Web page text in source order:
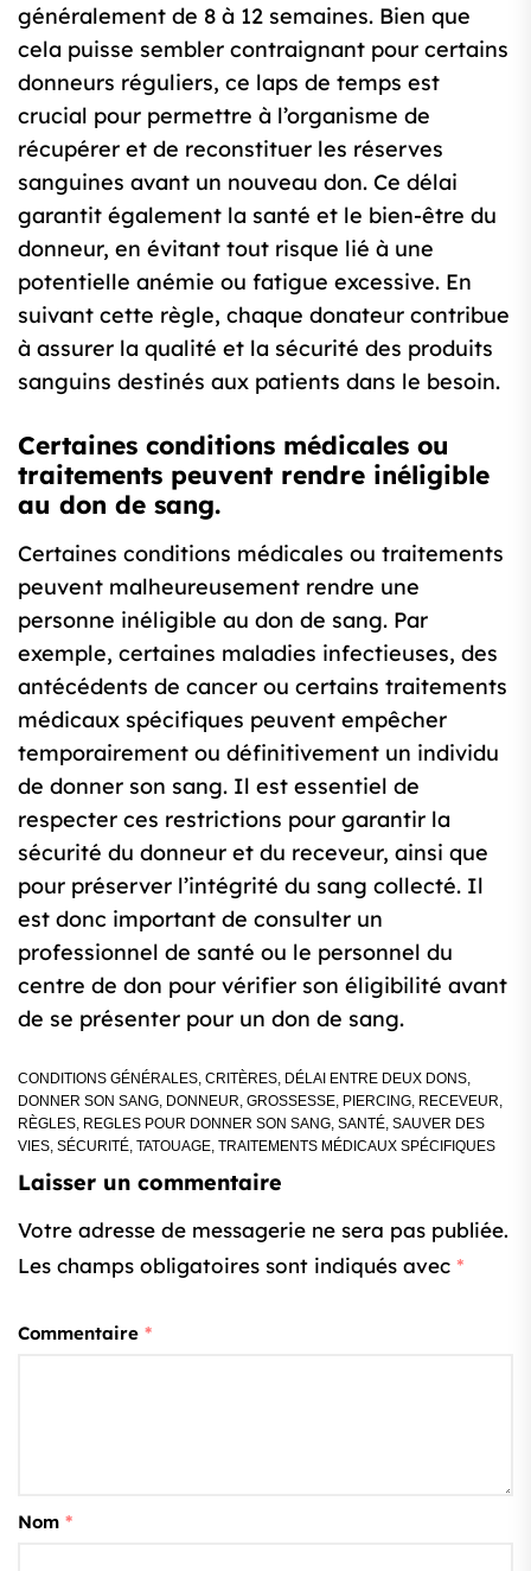
généralement de 8 à 12 semaines. Bien que
cela puisse sembler contraignant pour certains
donneurs réguliers, ce laps de temps est
crucial pour permettre à l’organisme de
récupérer et de reconstituer les réserves
sanguines avant un nouveau don. Ce délai
garantit également la santé et le bien-être du
donneur, en évitant tout risque lié à une
potentielle anémie ou fatigue excessive. En
suivant cette règle, chaque donateur contribue
à assurer la qualité et la sécurité des produits
sanguins destinés aux patients dans le besoin.
Certaines conditions médicales ou
traitements peuvent rendre inéligible
au don de sang.
Certaines conditions médicales ou traitements
peuvent malheureusement rendre une
personne inéligible au don de sang. Par
exemple, certaines maladies infectieuses, des
antécédents de cancer ou certains traitements
médicaux spécifiques peuvent empêcher
temporairement ou définitivement un individu
de donner son sang. Il est essentiel de
respecter ces restrictions pour garantir la
sécurité du donneur et du receveur, ainsi que
pour préserver l’intégrité du sang collecté. Il
est donc important de consulter un
professionnel de santé ou le personnel du
centre de don pour vérifier son éligibilité avant
de se présenter pour un don de sang.
CONDITIONS GÉNÉRALES CRITÈRES DÉLAI ENTRE DEUX DONS
DONNER SON SANG DONNEUR GROSSESSE PIERCING RECEVEUR
RÈGLES REGLES POUR DONNER SON SANG SANTÉ SAUVER DES
VIES SÉCURITÉ TATOUAGE TRAITEMENTS MÉDICAUX SPÉCIFIQUES
Laisser un commentaire
Votre adresse de messagerie ne sera pas publiée.
Les champs obligatoires sont indiqués avec *
Commentaire *
Nom *